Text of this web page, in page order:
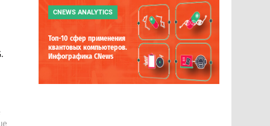
CNEWS ANALYTICS
Топ-10 сфер применения
квантовых компьютеров.
Инфографика CNews